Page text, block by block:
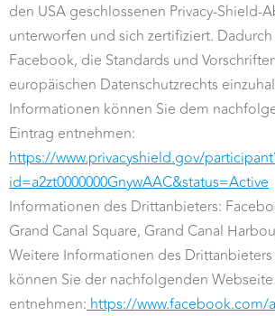
den USA geschlossenen Privacy-Shield-
unterworfen und sich zertifiziert.
Facebook, die Standards und
europäischen Datenschutzrechts
Informationen können Sie dem
Eintrag entnehmen:
https://www.privacyshield.gov/
id=a2zt0000000GnywAAC&status=Active
Informationen des Drittanbieters:
Grand Canal Square, Grand Canal
Weitere Informationen des
können Sie der nachfolgenden
entnehmen:https://www.facebook.com/